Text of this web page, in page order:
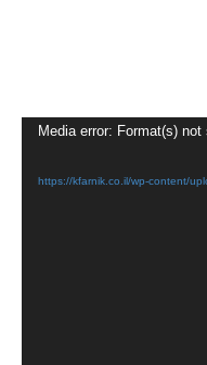
Media error: Format(s)